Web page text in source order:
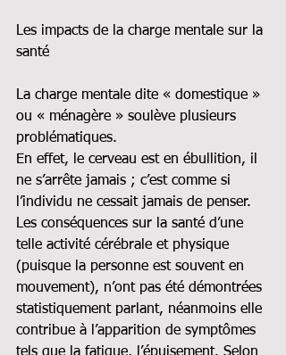
Les impacts de la charge mentale sur la
santé
La charge mentale dite « domestique »
ou « ménagère » soulève plusieurs
problématiques.
En effet, le cerveau est en ébullition, il
ne s’arrête jamais ; c’est comme si
l’individu ne cessait jamais de penser.
Les conséquences sur la santé d’une
telle activité cérébrale et physique
(puisque la personne est souvent en
mouvement), n’ont pas été démontrées
statistiquement parlant, néanmoins elle
contribue à l’apparition de symptômes
tels que la fatigue, l’épuisement. Selon